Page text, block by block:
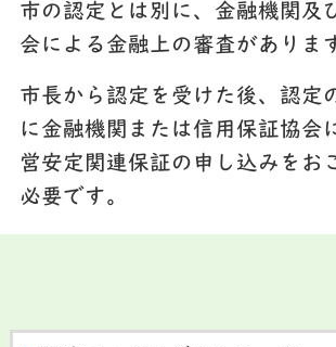
市の認定とは別に、金融機関及
会による金融上の審査がありま
市長から認定を受けた後、認定
に金融機関または信用保証協会
営安定関連保証の申し込みをお
必要です。